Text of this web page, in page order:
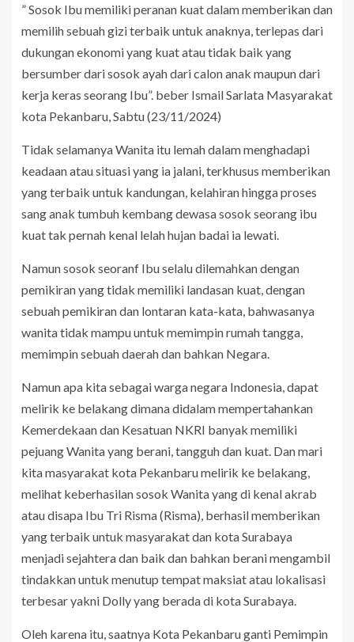
” Sosok Ibu memiliki peranan kuat dalam memberikan dan
memilih sebuah gizi terbaik untuk anaknya, terlepas dari
dukungan ekonomi yang kuat atau tidak baik yang
bersumber dari sosok ayah dari calon anak maupun dari
kerja keras seorang Ibu”. beber Ismail Sarlata Masyarakat
kota Pekanbaru, Sabtu (23/11/2024)
Tidak selamanya Wanita itu lemah dalam menghadapi
keadaan atau situasi yang ia jalani, terkhusus memberikan
yang terbaik untuk kandungan, kelahiran hingga proses
sang anak tumbuh kembang dewasa sosok seorang ibu
kuat tak pernah kenal lelah hujan badai ia lewati.
Namun sosok seoranf Ibu selalu dilemahkan dengan
pemikiran yang tidak memiliki landasan kuat, dengan
sebuah pemikiran dan lontaran kata-kata, bahwasanya
wanita tidak mampu untuk memimpin rumah tangga,
memimpin sebuah daerah dan bahkan Negara.
Namun apa kita sebagai warga negara Indonesia, dapat
melirik ke belakang dimana didalam mempertahankan
Kemerdekaan dan Kesatuan NKRI banyak memiliki
pejuang Wanita yang berani, tangguh dan kuat. Dan mari
kita masyarakat kota Pekanbaru melirik ke belakang,
melihat keberhasilan sosok Wanita yang di kenal akrab
atau disapa Ibu Tri Risma (Risma), berhasil memberikan
yang terbaik untuk masyarakat dan kota Surabaya
menjadi sejahtera dan baik dan bahkan berani mengambil
tindakkan untuk menutup tempat maksiat atau lokalisasi
terbesar yakni Dolly yang berada di kota Surabaya.
Oleh karena itu, saatnya Kota Pekanbaru ganti Pemimpin